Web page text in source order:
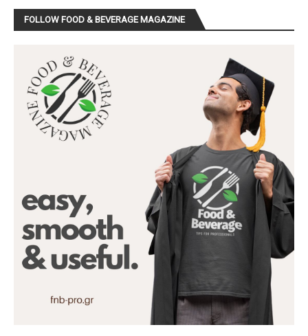
FOLLOW FOOD & BEVERAGE MAGAZINE